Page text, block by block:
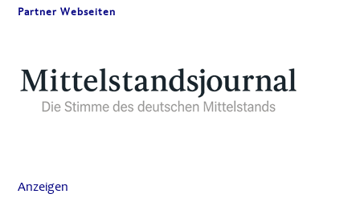
Partner Webseiten
Anzeigen